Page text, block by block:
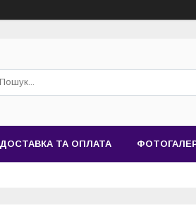
ДОСТАВКА ТА ОПЛАТА